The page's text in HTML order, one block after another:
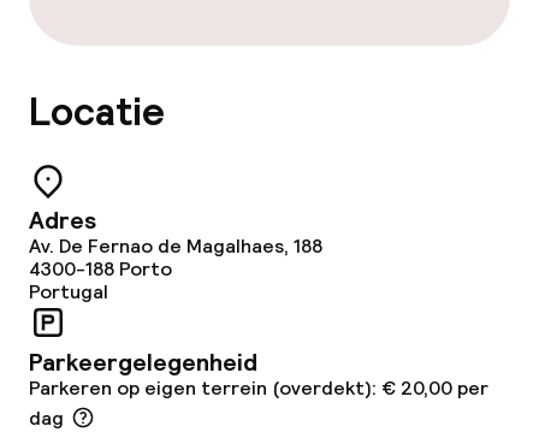
Locatie
Adres
Av. De Fernao de Magalhaes, 188
4300-188 Porto
Portugal
Parkeergelegenheid
Parkeren op eigen terrein (overdekt): € 20,00 per
dag